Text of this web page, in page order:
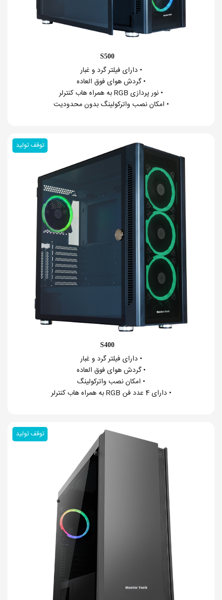
S500
• دارای فیلتر گرد و غبار
• گردش هوای فوق العاده
• نور پردازی RGB به همراه هاب کنترلر
• امکان نصب واترکولینگ بدون محدودیت
توقف تولید
S400
• دارای فیلتر گرد و غبار
• گردش هوای فوق العاده
• امکان نصب واترکولینگ
• دارای 4 عدد فن RGB به همراه هاب کنترلر
توقف تولید